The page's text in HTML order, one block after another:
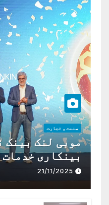
صنعت و تجارت
موبی لنک بینک
بینکاری
اعلان کیا ہے،
21/11/2025